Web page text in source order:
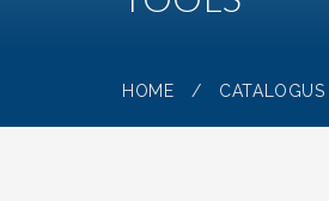
HOME / CATALOGUS